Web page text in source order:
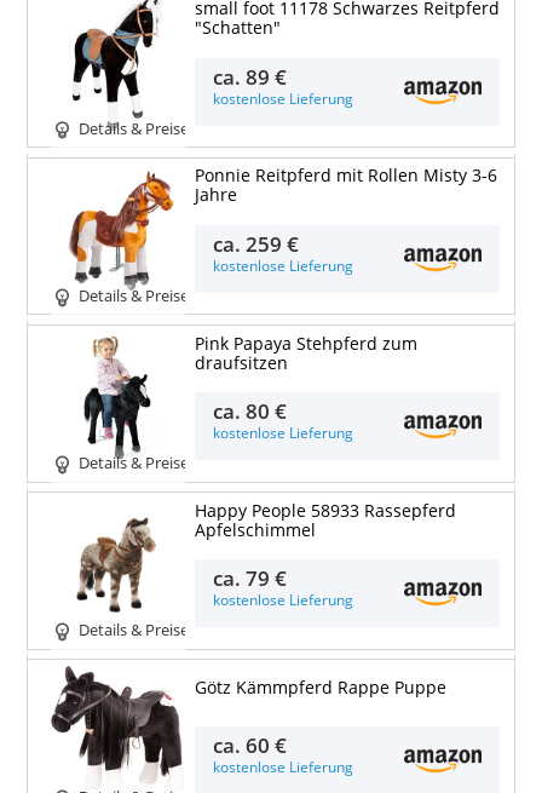
Details & Preise
small foot 11178 Schwarzes Reitpferd
"Schatten"
ca.89 €
kostenlose Lieferung
Details & Preise
Ponnie Reitpferd mit Rollen Misty 3-6
Jahre
ca.259 €
kostenlose Lieferung
Details & Preise
Pink Papaya Stehpferd zum
draufsitzen
ca.80 €
kostenlose Lieferung
Details & Preise
Happy People 58933 Rassepferd
Apfelschimmel
ca.79 €
kostenlose Lieferung
Götz Kämmpferd Rappe Puppe
ca.60 €
kostenlose Lieferung